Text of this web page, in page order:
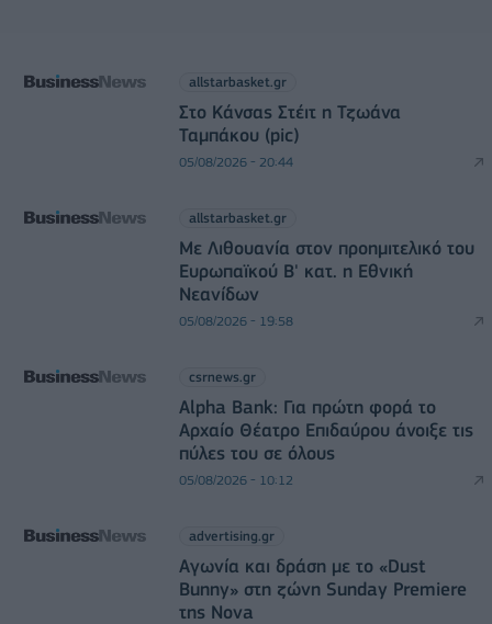
allstarbasket.gr
Στο Κάνσας Στέιτ η Τζωάνα
Ταμπάκου (pic)
05/08/2026 - 20:44
allstarbasket.gr
Με Λιθουανία στον προημιτελικό του
Ευρωπαϊκού Β' κατ. η Εθνική
Νεανίδων
05/08/2026 - 19:58
csrnews.gr
Alpha Bank: Για πρώτη φορά το
Αρχαίο Θέατρο Επιδαύρου άνοιξε τις
πύλες του σε όλους
05/08/2026 - 10:12
advertising.gr
Αγωνία και δράση με το «Dust
Bunny» στη ζώνη Sunday Premiere
της Nova